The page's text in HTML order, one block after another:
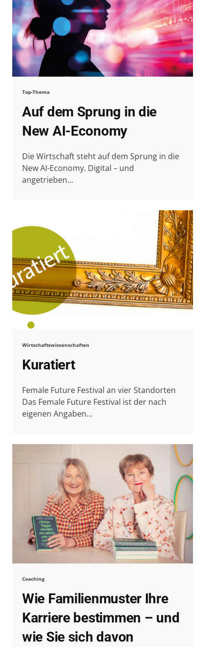
Top-Thema
Auf dem Sprung in die
New AI-Economy
Die Wirtschaft steht auf dem Sprung in die
New AI-Economy. Digital – und
angetrieben...
Wirtschaftswissenschaften
Kuratiert
Female Future Festival an vier Standorten
Das Female Future Festival ist der nach
eigenen Angaben...
Coaching
Wie Familienmuster Ihre
Karriere bestimmen – und
wie Sie sich davon